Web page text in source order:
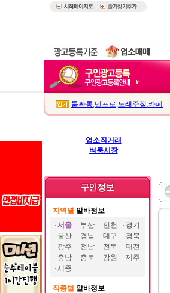
룸싸롱,텐프로,노래주점 ,카페
업소직거래
벼룩시장
지역별 알바정보
서울
부산 인천
경기
울산
경남 대구
경북
광주
전남 전북
대전
충남
충북 강원
제주
세종
직종별 알바정보